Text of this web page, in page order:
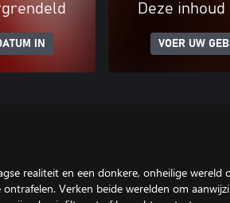
IN
Deze
VOER UW
realiteit en een donkere, onheilige wereld
Verken beide werelden om